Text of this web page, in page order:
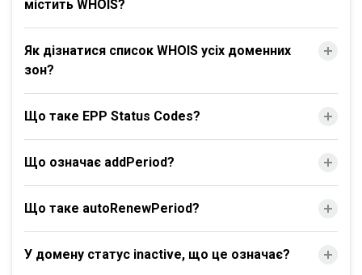
містить WHOIS?
Як дізнатися список WHOIS усіх доменних
зон?
Що таке EPP Status Codes?
Що означає addPeriod?
Що таке autoRenewPeriod?
У домену статус inactive, що це означає?